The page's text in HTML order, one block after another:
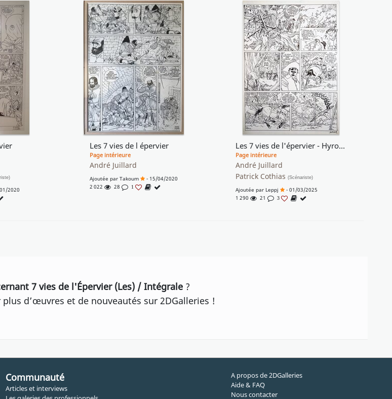
2020
Les 7 vies de l épervier
Page intérieure
André Juillard
Ajoutée par Takoum
- 15/04/2020
2 022
28 1
Les 7 vies de l'épervier - Hyronimus
Page intérieure
André Juillard
Patrick Cothias (Scénariste)
Ajoutée par Leppj
- 01/03/2025
1 290
21 3
7 vies de l'Épervier (Les) / Intégrale ?
d’œuvres et de nouveautés sur 2DGalleries !
Communauté
Articles et interviews
A propos de 2DGalleries
Aide & FAQ
Nous contacter